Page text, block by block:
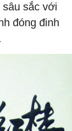
sắc với
đóng đinh